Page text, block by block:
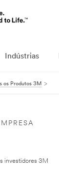
Indústrias
os Produtos 3M
investidores 3M